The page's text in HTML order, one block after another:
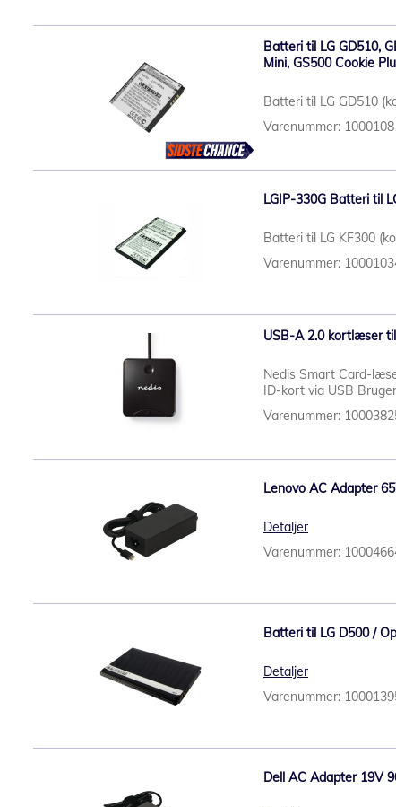
Batteri til LG GD510,
Mini, GS500 Cookie
Batteri til LG GD510
Varenummer:
LGIP-330G Batteri til
Batteri til LG KF300
Varenummer:
USB-A 2.0 kortlæser
Nedis Smart Card-
ID-kort via USB
Varenummer:
Lenovo AC Adapter
Detaljer
Varenummer:
Batteri til LG D500 /
Detaljer
Varenummer:
Dell AC Adapter 19V